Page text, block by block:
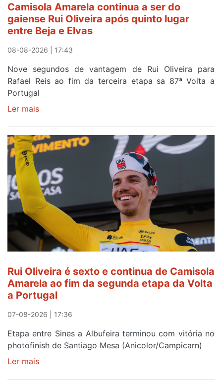
Camisola Amarela continua a ser do
gaiense Rui Oliveira após quinto lugar
entre Beja e Elvas
08-08-2026 | 17:43
Nove segundos de vantagem de Rui Oliveira para
Rafael Reis ao fim da terceira etapa sa 87ª Volta a
Portugal
Ler mais
continua
a
ser
do
gaiense
Rui
Oliveira
após
quinto
lugar
Beja
e
Elvas
Rui Oliveira é sexto e continua de Camisola
Amarela ao fim da segunda etapa da Volta
a Portugal
07-08-2026 | 17:36
Etapa entre Sines a Albufeira terminou com vitória no
photofinish de Santiago Mesa (Anicolor/Campicarn)
Ler mais